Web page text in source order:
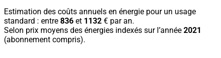
Estimation des coûts annuels en énergie pour un usage
standard : entre 836 et 1132 € par an.
Selon prix moyens des énergies indexés sur l’année 2021
(abonnement compris).